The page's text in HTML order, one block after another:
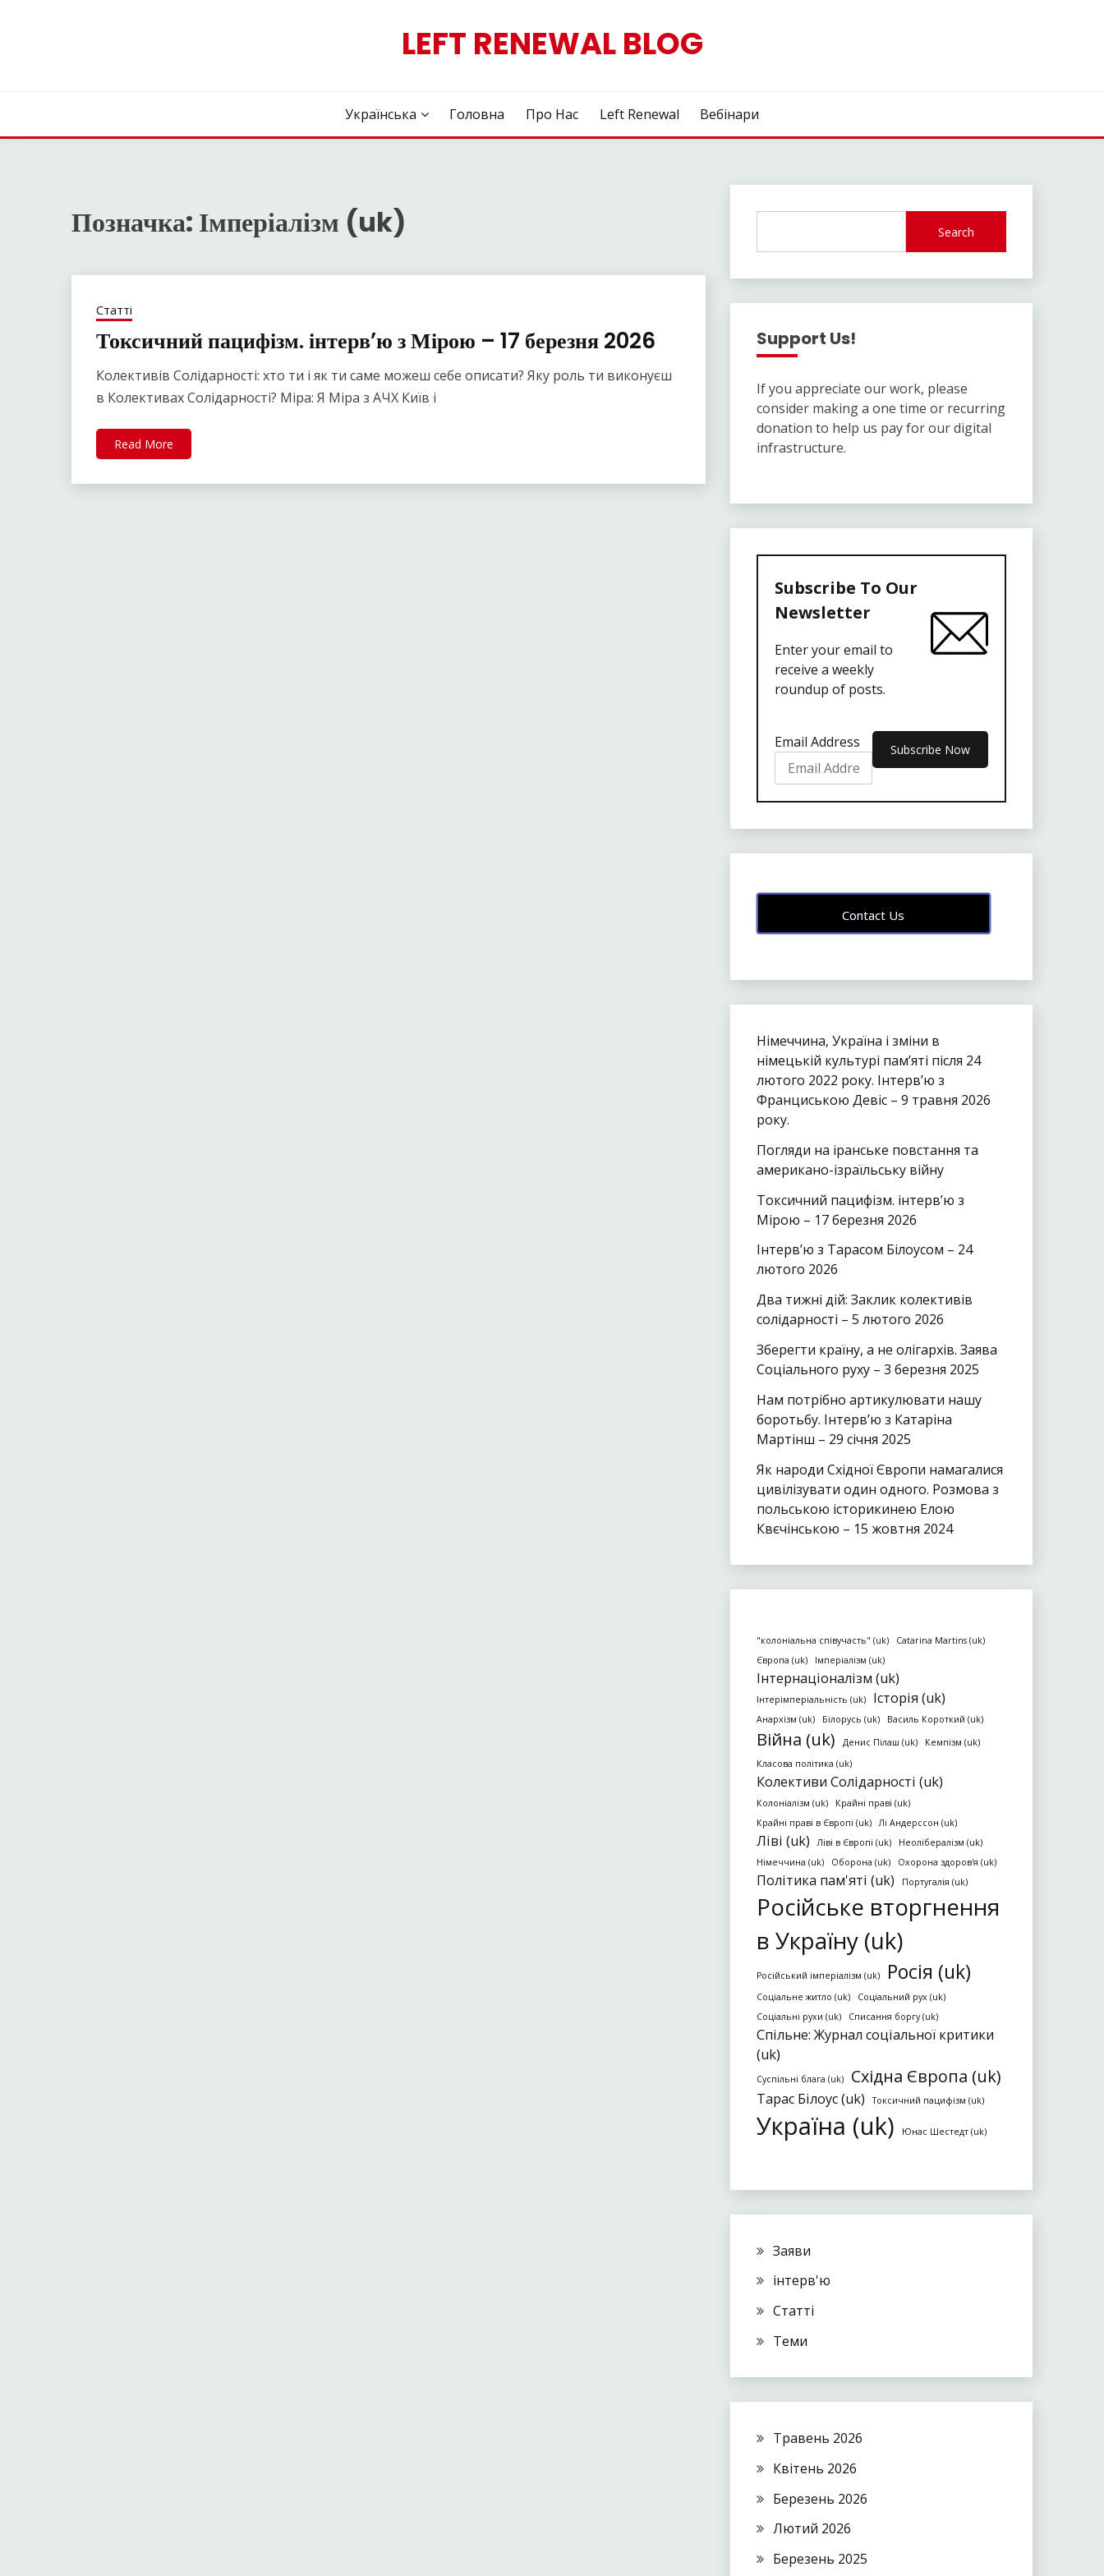
LEFT RENEWAL BLOG
Українська Головна Про Нас Left Renewal Вебінари
Позначка: Імперіалізм (uk)
Статті
Токсичний пацифізм. інтерв’ю з Мірою – 17 березня 2026
Колективів Солідарності: хто ти і як ти саме можеш себе описати? Яку роль ти виконуєш
в Колективах Солідарності? Міра: Я Міра з АЧХ Київ і
Read More
Search
Support Us!
If you appreciate our work, please
consider making a one time or recurring
donation to help us pay for our digital
infrastructure.
Subscribe To Our
Newsletter
Enter your email to
receive a weekly
roundup of posts.
Email Address
Contact Us
Німеччина, Україна і зміни в
німецькій культурі пам’яті після 24
лютого 2022 року. Інтерв’ю з
Франциською Девіс – 9 травня 2026
року.
Погляди на іранське повстання та
американо-ізраїльську війну
Токсичний пацифізм. інтерв’ю з
Мірою – 17 березня 2026
Інтерв’ю з Тарасом Білоусом – 24
лютого 2026
Два тижні дій: Заклик колективів
солідарності – 5 лютого 2026
Зберегти країну, а не олігархів. Заява
Соціального руху – 3 березня 2025
Нам потрібно артикулювати нашу
боротьбу. Інтерв’ю з Катаріна
Мартінш – 29 січня 2025
Як народи Східної Європи намагалися
цивілізувати один одного. Розмова з
польською історикинею Елою
Квєчінською – 15 жовтня 2024
"колоніальна співучасть" (uk)
Catarina Martins (uk)
Європа (uk)
Імперіалізм (uk)
Інтернаціоналізм (uk)
Інтерімперіальність (uk) Історія (uk)
Анархізм (uk) Білорусь (uk) Василь Короткий (uk)
Війна (uk) Денис Пілаш (uk)
Кемпізм (uk)
Класова політика (uk)
Колективи Солідарності (uk)
Колоніалізм (uk)
Крайні праві (uk)
Крайні праві в Європі (uk)
Лі Андерссон (uk)
Ліві (uk) Ліві в Європі (uk)
Неолібералізм (uk)
Німеччина (uk)
Оборона (uk) Охорона здоров'я (uk)
Політика пам'яті (uk) Португалія (uk)
Російське вторгнення
в Україну (uk)
Російський імперіалізм (uk) Росія (uk)
Соціальне житло (uk)
Соціальний рух (uk)
Соціальні рухи (uk)
Списання боргу (uk)
Спільне: Журнал соціальної критики
(uk)
Суспільні блага (uk) Східна Європа (uk)
Тарас Білоус (uk) Токсичний пацифізм (uk)
Україна (uk) Юнас Шестедт (uk)
Заяви
інтерв'ю
Статті
Теми
Травень 2026
Квітень 2026
Березень 2026
Лютий 2026
Березень 2025